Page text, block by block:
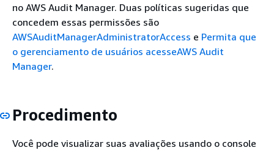
no AWS Audit Manager. Duas políticas sugeridas que
concedem essas permissões são
AWSAuditManagerAdministratorAccess e Permita que
o gerenciamento de usuários acesseAWS Audit
Manager.
Procedimento
Você pode visualizar suas avaliações usando o console